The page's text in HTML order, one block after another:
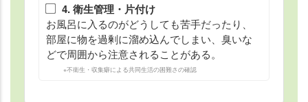
4. 衛生管理・片付け
お風呂に入るのがどうしても苦手だったり、
部屋に物を過剰に溜め込んでしまい、臭いな
どで周囲から注意されることがある。
※不衛生・収集癖による共同生活の困難さの確認